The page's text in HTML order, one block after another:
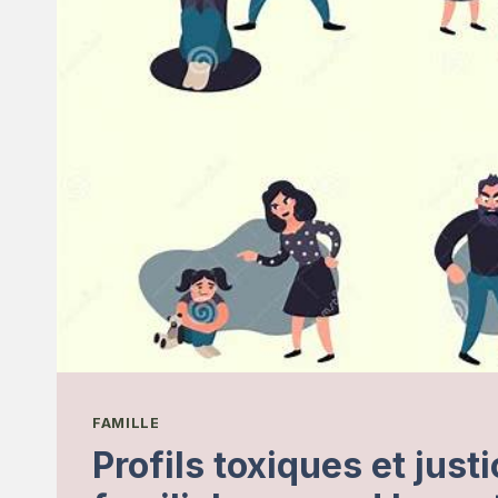
FAMILLE
Profils toxiques et